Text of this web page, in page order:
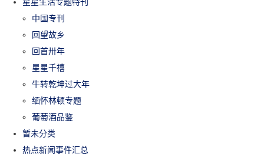
中国专刊
回望故乡
回首卅年
星星千禧
牛转乾坤过大年
缅怀林顿专题
葡萄酒品鉴
暂未分类
热点新闻事件汇总